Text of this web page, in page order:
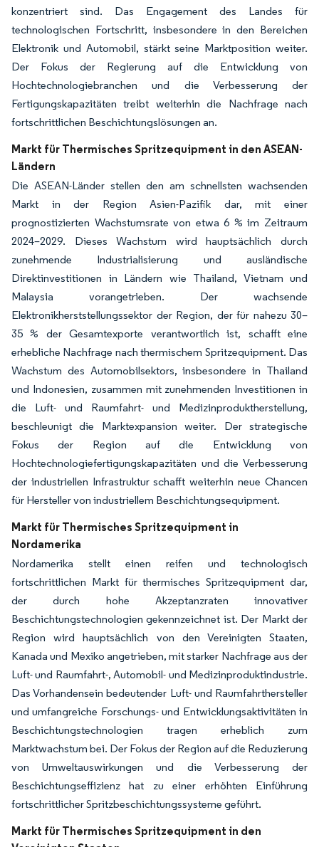
konzentriert sind. Das Engagement des Landes für
technologischen Fortschritt, insbesondere in den Bereichen
Elektronik und Automobil, stärkt seine Marktposition weiter.
Der Fokus der Regierung auf die Entwicklung von
Hochtechnologiebranchen und die Verbesserung der
Fertigungskapazitäten treibt weiterhin die Nachfrage nach
fortschrittlichen Beschichtungslösungen an.
Markt für Thermisches Spritzequipment in den ASEAN-
Ländern
Die ASEAN-Länder stellen den am schnellsten wachsenden
Markt in der Region Asien-Pazifik dar, mit einer
prognostizierten Wachstumsrate von etwa 6 % im Zeitraum
2024–2029. Dieses Wachstum wird hauptsächlich durch
zunehmende Industrialisierung und ausländische
Direktinvestitionen in Ländern wie Thailand, Vietnam und
Malaysia vorangetrieben. Der wachsende
Elektronikherststellungssektor der Region, der für nahezu 30–
35 % der Gesamtexporte verantwortlich ist, schafft eine
erhebliche Nachfrage nach thermischem Spritzequipment. Das
Wachstum des Automobilsektors, insbesondere in Thailand
und Indonesien, zusammen mit zunehmenden Investitionen in
die Luft- und Raumfahrt- und Medizinproduktherstellung,
beschleunigt die Marktexpansion weiter. Der strategische
Fokus der Region auf die Entwicklung von
Hochtechnologiefertigungskapazitäten und die Verbesserung
der industriellen Infrastruktur schafft weiterhin neue Chancen
für Hersteller von industriellem Beschichtungsequipment.
Markt für Thermisches Spritzequipment in
Nordamerika
Nordamerika stellt einen reifen und technologisch
fortschrittlichen Markt für thermisches Spritzequipment dar,
der durch hohe Akzeptanzraten innovativer
Beschichtungstechnologien gekennzeichnet ist. Der Markt der
Region wird hauptsächlich von den Vereinigten Staaten,
Kanada und Mexiko angetrieben, mit starker Nachfrage aus der
Luft- und Raumfahrt-, Automobil- und Medizinproduktindustrie.
Das Vorhandensein bedeutender Luft- und Raumfahrthersteller
und umfangreiche Forschungs- und Entwicklungsaktivitäten in
Beschichtungstechnologien tragen erheblich zum
Marktwachstum bei. Der Fokus der Region auf die Reduzierung
von Umweltauswirkungen und die Verbesserung der
Beschichtungseffizienz hat zu einer erhöhten Einführung
fortschrittlicher Spritzbeschichtungssysteme geführt.
Markt für Thermisches Spritzequipment in den